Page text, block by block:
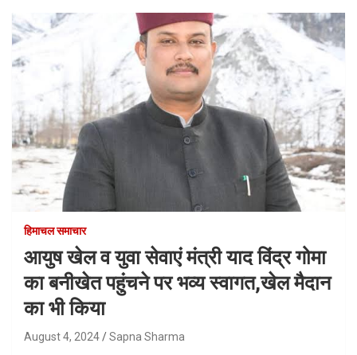
हिमाचल समाचार
आयुष खेल व युवा सेवाएं मंत्री याद विंद्र गोमा
का बनीखेत पहुंचने पर भव्य स्वागत,खेल मैदान
का भी किया
August 4, 2024 Sapna Sharma